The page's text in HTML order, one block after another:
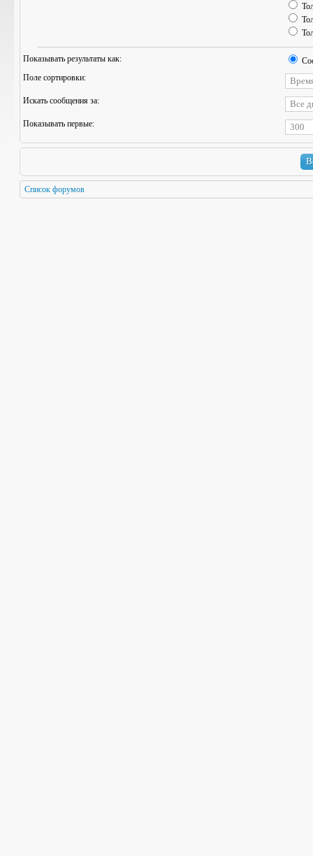
Показывать результаты как:
Поле сортировки:
Искать сообщения за:
Показывать первые:
Список форумов